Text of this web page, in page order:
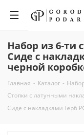
Набор из 6-ти
Сиде с
черной
Главная - Каталог -
Стопки с латунными
Сиде с накладками Герб